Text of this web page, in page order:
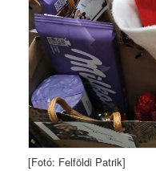
[Fotó: Felföldi Patrik]